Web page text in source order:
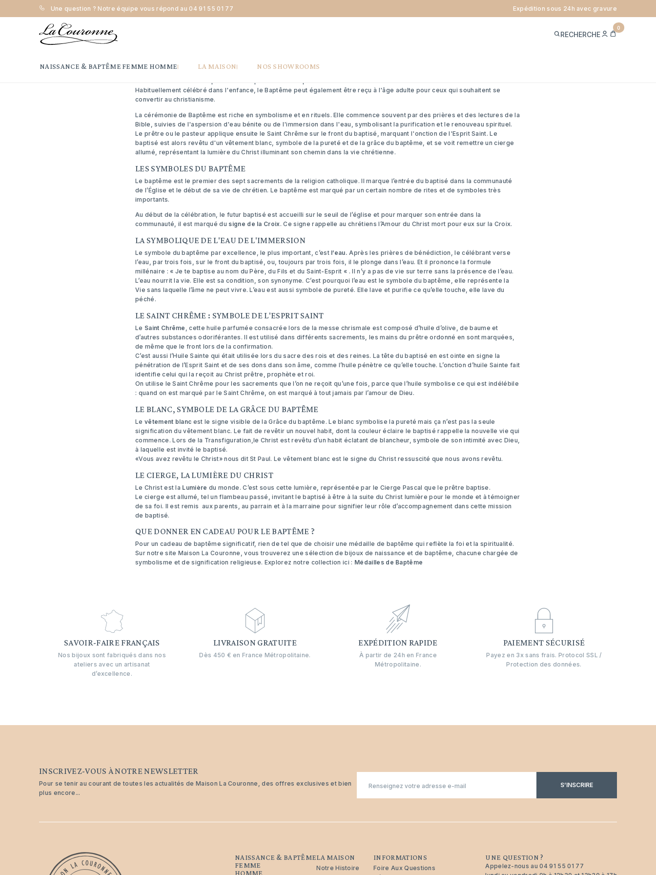
Une question ? Notre équipe vous répond au 04 91 55 01 77 Expédition sous 24h avec gravure
RECHERCHE
MEPANIER
0
NAISSANCE & BAPTÊME FEMME HOMME LA MAISON NOS SHOWROOMS
Accueil Les symboles du baptême
Le Baptême est le premier des sacrements dans la tradition chrétienne et marque l'entrée officielle dans la vie de foi. C'est
Habituellement célébré dans l'enfance, le Baptême peut également être reçu à l'âge adulte pour ceux qui souhaitent se
convertir au christianisme.
La cérémonie de Baptême est riche en symbolisme et en rituels. Elle commence souvent par des prières et des lectures de la
Bible, suivies de l'aspersion d'eau bénite ou de l'immersion dans l'eau, symbolisant la purification et le renouveau spirituel.
Le prêtre ou le pasteur applique ensuite le Saint Chrême sur le front du baptisé, marquant l'onction de l'Esprit Saint. Le
baptisé est alors revêtu d'un vêtement blanc, symbole de la pureté et de la grâce du baptême, et se voit remettre un cierge
allumé, représentant la lumière du Christ illuminant son chemin dans la vie chrétienne.
LES SYMBOLES DU BAPTÊME
Le baptême est le premier des sept sacrements de la religion catholique. Il marque l’entrée du baptisé dans la communauté
de l’Église et le début de sa vie de chrétien. Le baptême est marqué par un certain nombre de rites et de symboles très
importants.
Au début de la célébration, le futur baptisé est accueilli sur le seuil de l’église et pour marquer son entrée dans la
communauté, il est marqué du signe de la Croix. Ce signe rappelle au chrétiens l’Amour du Christ mort pour eux sur la Croix.
LA SYMBOLIQUE DE L'EAU DE L'IMMERSION
Le symbole du baptême par excellence, le plus important, c’est l’eau.Après les prières de bénédiction, le célébrant verse
l’eau, par trois fois, sur le front du baptisé, ou, toujours par trois fois, il le plonge dans l’eau. Et il prononce la formule
millénaire : « Je te baptise au nom du Père, du Fils et du Saint-Esprit « . Il n’y a pas de vie sur terre sans la présence de l’eau.
L’eau nourrit la vie. Elle est sa condition, son synonyme. C’est pourquoi l’eau est le symbole du baptême, elle représente la
Vie sans laquelle l’âme ne peut vivre. L’eau est aussi symbole de pureté. Elle lave et purifie ce qu’elle touche, elle lave du
péché.
LE SAINT CHRÊME : SYMBOLE DE L'ESPRIT SAINT
Le Saint Chrême , cette huile parfumée consacrée lors de la messe chrismale est composé d’huile d’olive, de baume et
d’autres substances odoriférantes. Il est utilisé dans différents sacrements, les mains du prêtre ordonné en sont marquées,
de même que le front lors de la confirmation.
C’est aussi l’Huile Sainte qui était utilisée lors du sacre des rois et des reines. La tête du baptisé en est ointe en signe la
pénétration de l’Esprit Saint et de ses dons dans son âme, comme l’huile pénètre ce qu’elle touche. L’onction d’huile Sainte fait
identifie celui qui la reçoit au Christ prêtre, prophète et roi.
On utilise le Saint Chrême pour les sacrements que l’on ne reçoit qu’une fois, parce que l’huile symbolise ce qui est indélébile
: quand on est marqué par le Saint Chrême, on est marqué à tout jamais par l’amour de Dieu.
LE BLANC, SYMBOLE DE LA GRÂCE DU BAPTÊME
Le vêtement blanc est le signe visible de la Grâce du baptême. Le blanc symbolise la pureté mais ça n’est pas la seule
signification du vêtement blanc. Le fait de revêtir un nouvel habit, dont la couleur éclaire le baptisé rappelle la nouvelle vie qui
commence. Lors de la Transfiguration,le Christ est revêtu d’un habit éclatant de blancheur, symbole de son intimité avec Dieu,
à laquelle est invité le baptisé.
«Vous avez revêtu le Christ» nous dit St Paul. Le vêtement blanc est le signe du Christ ressuscité que nous avons revêtu.
LE CIERGE, LA LUMIÈRE DU CHRIST
Le Christ est la Lumièredu monde. C’est sous cette lumière, représentée par le Cierge Pascal que le prêtre baptise.
Le cierge est allumé, tel un flambeau passé, invitant le baptisé à être à la suite du Christ lumière pour le monde et à témoigner
de sa foi. Il est remis aux parents, au parrain et à la marraine pour signifier leur rôle d’accompagnement dans cette mission
de baptisé.
QUE DONNER EN CADEAU POUR LE BAPTÊME ?
Pour un cadeau de baptême significatif, rien de tel que de choisir une médaille de baptême qui reflète la foi et la spiritualité.
Sur notre site Maison La Couronne, vous trouverez une sélection debijoux de naissance et de baptême, chacune chargée de
symbolisme et de signification religieuse. Explorez notre collection ici : Médailles de Baptême
SAVOIR-FAIRE FRANÇAIS
Nos bijoux sont fabriqués dans nos
ateliers avec un artisanat
d’excellence.
LIVRAISON GRATUITE
Dès 450 € en France Métropolitaine.
EXPÉDITION RAPIDE
À partir de 24h en France
Métropolitaine.
PAIEMENT SÉCURISÉ
Payez en 3x sans frais. Protocol SSL /
Protection des données.
INSCRIVEZ-VOUS À NOTRE NEWSLETTER
Pour se tenir au courant de toutes les actualités de Maison La Couronne, des offres exclusives et bien
plus encore...
mail
S’INSCRIRE
NAISSANCE & BAPTÊME
FEMME
HOMME
LA MAISON
Notre Histoire
INFORMATIONS
Foire Aux Questions
UNE QUESTION ?
Appelez-nous au04 91 55 01 77